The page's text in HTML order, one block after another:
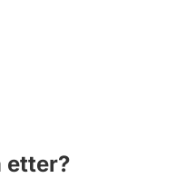
etter?